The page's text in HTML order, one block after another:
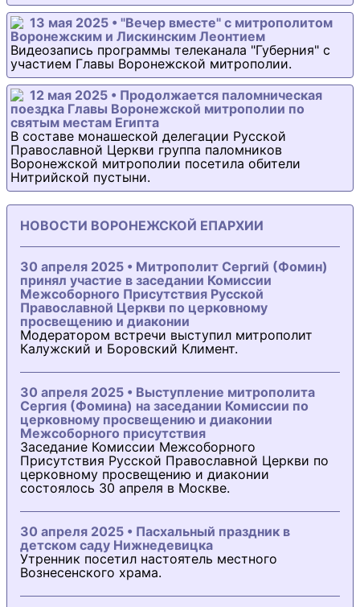
13 мая 2025 • "Вечер вместе" с митрополитом
Воронежским и Лискинским Леонтием
Видеозапись программы телеканала "Губерния" с
участием Главы Воронежской митрополии.
12 мая 2025 • Продолжается паломническая
поездка Главы Воронежской митрополии по
святым местам Египта
В составе монашеской делегации Русской
Православной Церкви группа паломников
Воронежской митрополии посетила обители
Нитрийской пустыни.
НОВОСТИ ВОРОНЕЖСКОЙ ЕПАРХИИ
30 апреля 2025 • Митрополит Сергий (Фомин)
принял участие в заседании Комиссии
Межсоборного Присутствия Русской
Православной Церкви по церковному
просвещению и диаконии
Модератором встречи выступил митрополит
Калужский и Боровский Климент.
30 апреля 2025 • Выступление митрополита
Сергия (Фомина) на заседании Комиссии по
церковному просвещению и диаконии
Межсоборного присутствия
Заседание Комиссии Межсоборного
Присутствия Русской Православной Церкви по
церковному просвещению и диаконии
состоялось 30 апреля в Москве.
30 апреля 2025 • Пасхальный праздник в
детском саду Нижнедевицка
Утренник посетил настоятель местного
Вознесенского храма.